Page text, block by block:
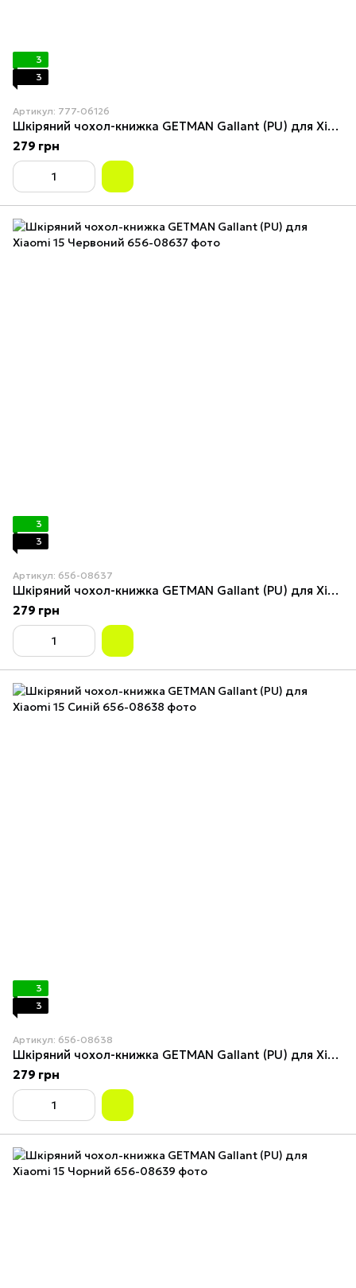
3
3
Артикул: 777-06126
Шкіряний чохол-книжка GETMAN Gallant (PU) для Xiaomi 15 Black
279 грн
3
3
Артикул: 656-08637
Шкіряний чохол-книжка GETMAN Gallant (PU) для Xiaomi 15 Червоний
279 грн
3
3
Артикул: 656-08638
Шкіряний чохол-книжка GETMAN Gallant (PU) для Xiaomi 15 Синій
279 грн